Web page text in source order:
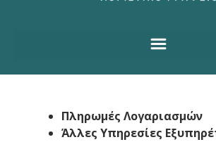
Πληρωμές Λογαριασμών
Άλλες Υπηρεσίες